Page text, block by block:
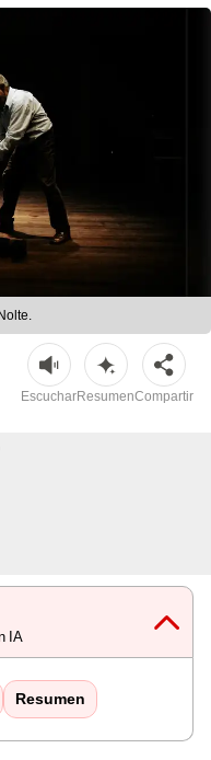
EscucharResumenCompartir
IA
Resumen